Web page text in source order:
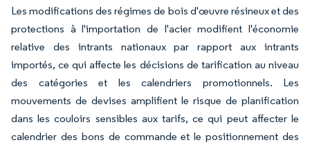
Les modifications des régimes de bois d'œuvre résineux et des
protections à l'importation de l'acier modifient l'économie
relative des intrants nationaux par rapport aux intrants
importés, ce qui affecte les décisions de tarification au niveau
des catégories et les calendriers promotionnels. Les
mouvements de devises amplifient le risque de planification
dans les couloirs sensibles aux tarifs, ce qui peut affecter le
calendrier des bons de commande et le positionnement des